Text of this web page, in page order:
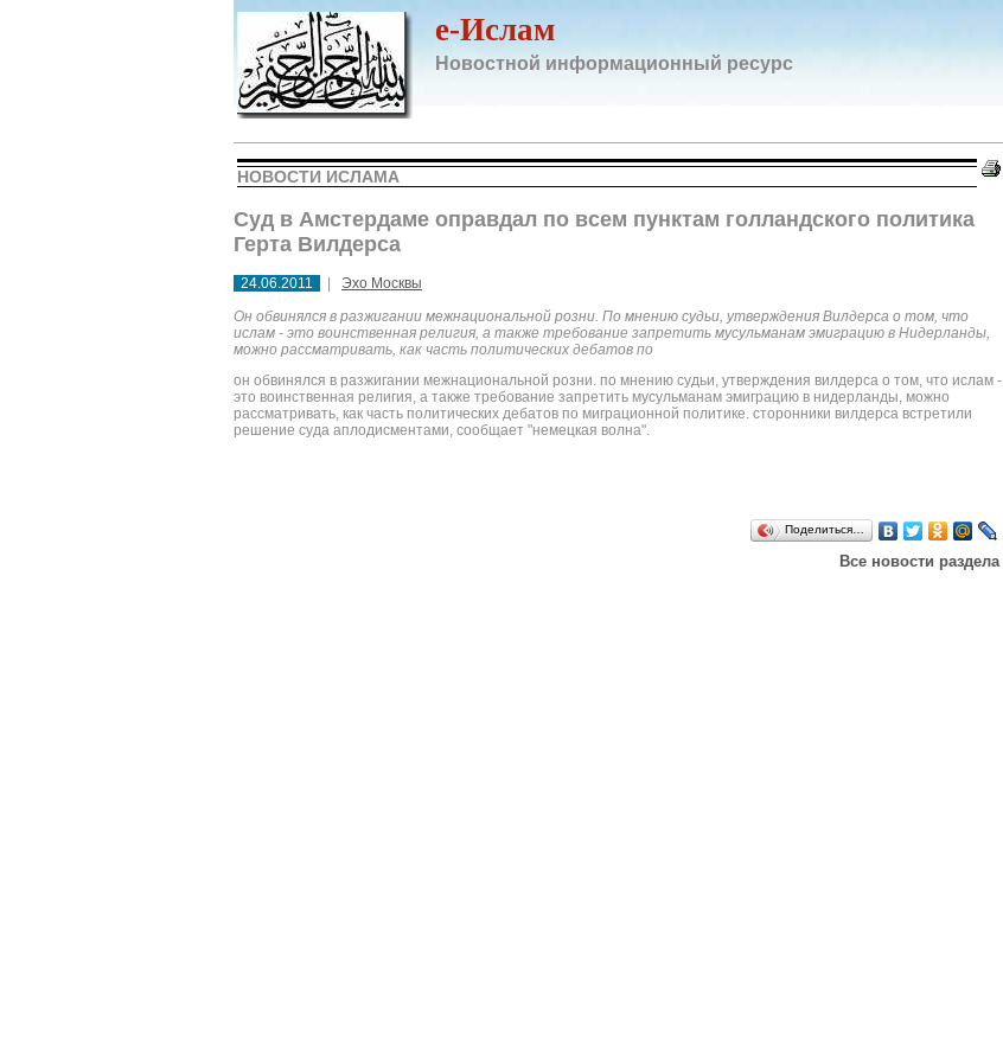
e-Ислам
Новостной информационный ресурс
НОВОСТИ ИСЛАМА
Суд в Амстердаме оправдал по всем пунктам голландского политика
Герта Вилдерса
24.06.2011
Эхо Москвы
Он обвинялся в разжигании межнациональной розни. По мнению судьи, утверждения Вилдерса о том, что
ислам - это воинственная религия, а также требование запретить мусульманам эмиграцию в Нидерланды,
можно рассматривать, как часть политических дебатов по
он обвинялся в разжигании межнациональной розни. по мнению судьи, утверждения вилдерса о том, что ислам -
это воинственная религия, а также требование запретить мусульманам эмиграцию в нидерланды, можно
рассматривать, как часть политических дебатов по миграционной политике. сторонники вилдерса встретили
решение суда аплодисментами, сообщает "немецкая волна".
Поделиться…
Все новости раздела